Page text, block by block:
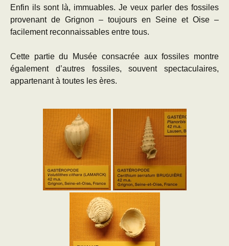
Enfin ils sont là, immuables. Je veux parler des fossiles
provenant de Grignon – toujours en Seine et Oise –
facilement reconnaissables entre tous.
Cette partie du Musée consacrée aux fossiles montre
également d’autres fossiles, souvent spectaculaires,
appartenant à toutes les ères.